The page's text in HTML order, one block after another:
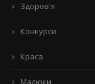
Здоров'я
Конкурси
Краса
Малюки